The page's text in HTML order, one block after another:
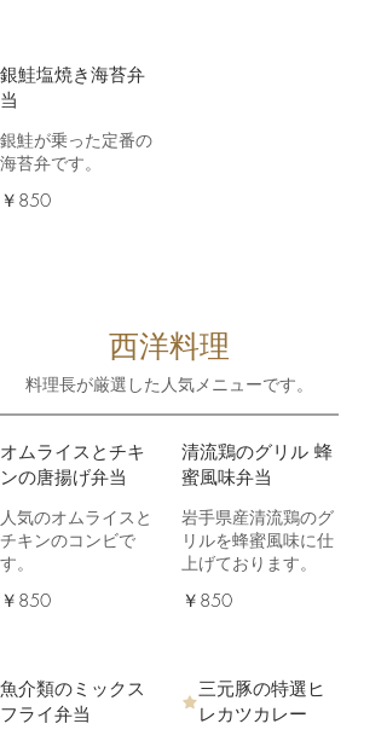
銀鮭塩焼き海苔弁
当
銀鮭が乗った定番の
海苔弁です。
￥850
西洋料理
料理長が厳選した人気メニューです。
オムライスとチキ
ンの唐揚げ弁当
人気のオムライスと
チキンのコンビで
す。
￥850
清流鶏のグリル 蜂
蜜風味弁当
岩手県産清流鶏のグ
リルを蜂蜜風味に仕
上げております。
￥850
魚介類のミックス
フライ弁当
三元豚の特選ヒ
レカツカレー